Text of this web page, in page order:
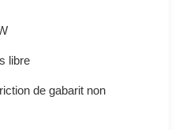
libre
de gabarit non